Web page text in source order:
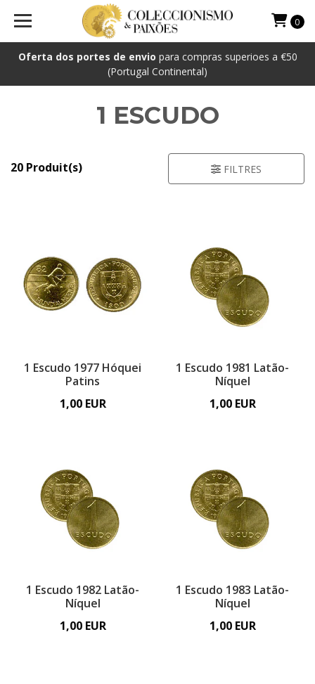
Oferta dos portes de envio para compras superioes a €50
(Portugal Continental)
0
1 ESCUDO
20 Produit(s) FILTRES
1 Escudo 1977 Hóquei
Patins
1,00 EUR
1 Escudo 1981 Latão-
Níquel
1,00 EUR
1 Escudo 1982 Latão-
Níquel
1,00 EUR
1 Escudo 1983 Latão-
Níquel
1,00 EUR